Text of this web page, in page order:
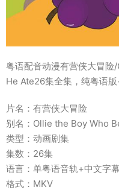
粤语配音动漫有营侠大冒
He Ate26集全集，纯粤语
片名：有营侠大冒险
别名：Ollie the Boy Who
类型：动画剧集
集数：26集
语言：单粤语音轨+中文字幕
格式：MKV